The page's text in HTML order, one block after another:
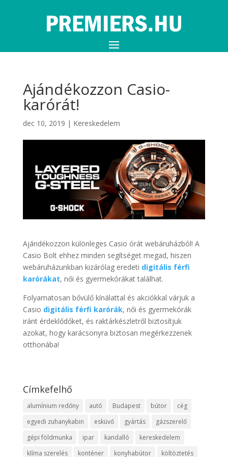
Ajándékozzon Casio-
karórát!
dec 10, 2019 | Kereskedelem
Ajándékozzon különleges Casio órát webáruházból! A
Casio Bolt ehhez minden segítséget megad, hiszen
webáruházunkban kizárólag eredeti digitális férfi
karórákat, női és gyermekórákat találhat.
Folyamatosan bővülő kínálattal és akciókkal várjuk a
Casio digitális férfi karórák, női és gyermekórák
iránt érdeklődőket, és raktárkészletről biztosítjuk
azokat, hogy karácsonyra biztosan megérkezzenek
otthonába!
Címkefelhő
alumínium redőny autó Budapest bútor
cég
egyedi zuhanykabin
esküvő gyártás
gázszerelő
gépi földmunka
ipar kandalló
kereskedelem
klíma szerelés
konténer konyhabútor költöztetés